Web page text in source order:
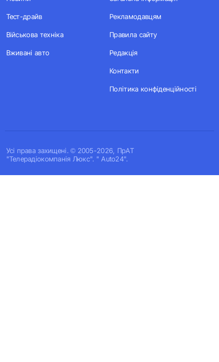
Усi права захищенi. © 2005-2026, ПрАТ
"Телерадіокомпанія Люкс". " Auto24".
Тест-драйв
Військова техніка
Вживані авто
Рекламодавцям
Правила сайту
Редакція
Контакти
Політика конфіденційності